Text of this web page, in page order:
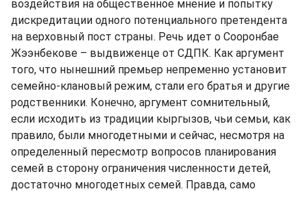
воздействия на общественное мнение и попытку
дискредитации одного потенциального претендента
на верховный пост страны. Речь идет о Сооронбае
Жээнбекове – выдвиженце от СДПК. Как аргумент
того, что нынешний премьер непременно установит
семейно-клановый режим, стали его братья и другие
родственники. Конечно, аргумент сомнительный,
если исходить из традиции кыргызов, чьи семьи, как
правило, были многодетными и сейчас, несмотря на
определенный пересмотр вопросов планирования
семей в сторону ограничения численности детей,
достаточно многодетных семей. Правда, само